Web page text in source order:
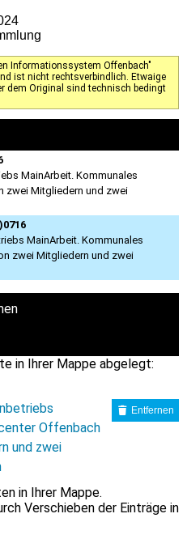
Informationssystem Offenbach"
ist nicht rechtsverbindlich. Etwaige
dem Original sind technisch bedingt
MainArbeit. Kommunales
zwei Mitgliedern und zwei
MainArbeit. Kommunales
zwei Mitgliedern und zwei
in Ihrer Mappe abgelegt:
Offenbach
und zwei
Entfernen
in Ihrer Mappe.
Verschieben der Einträge in